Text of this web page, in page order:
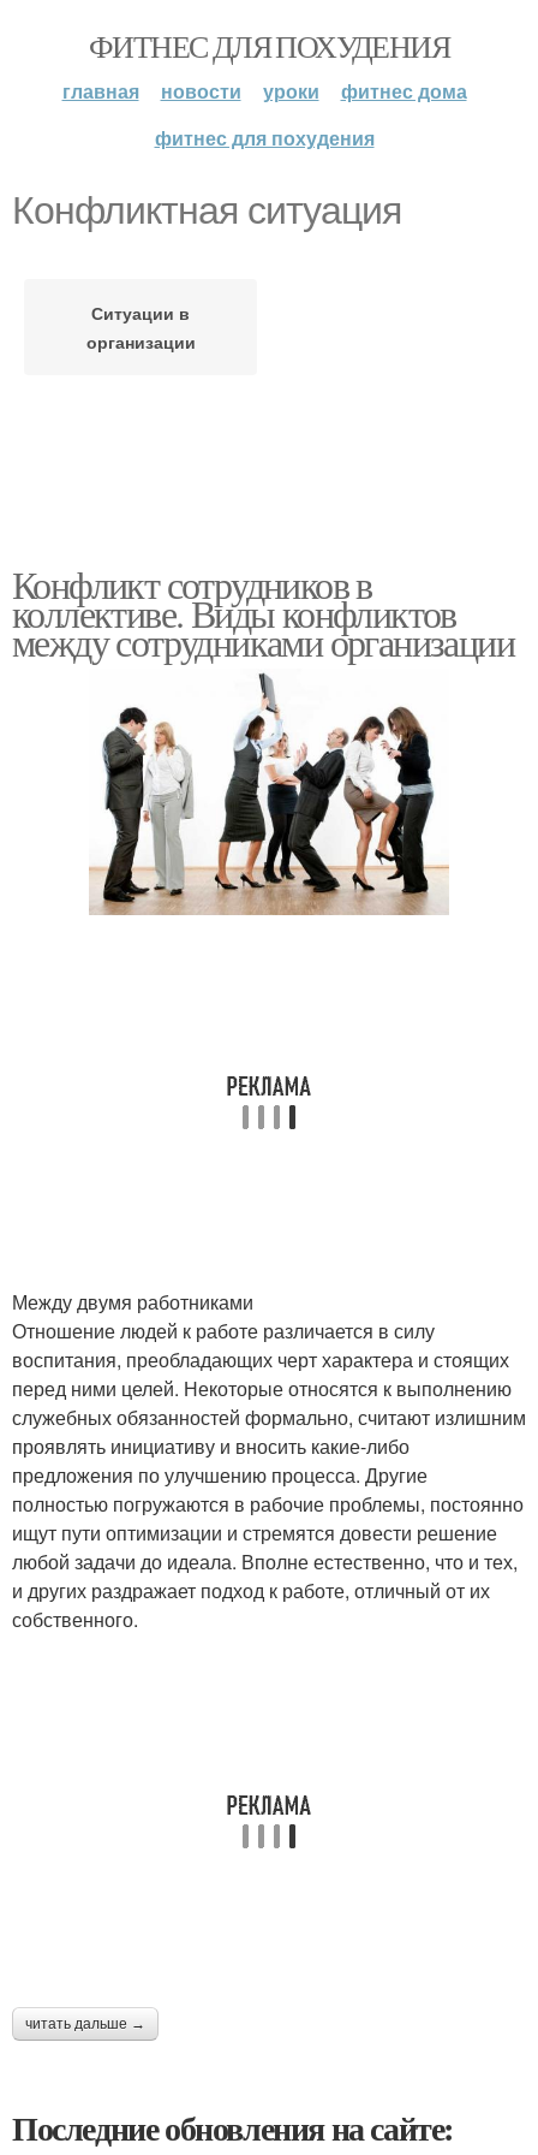
ФИТНЕС ДЛЯ ПОХУДЕНИЯ
главная новости уроки
фитнес дома
фитнес для похудения
Конфликтная ситуация
Ситуации в
организации
Конфликт сотрудников в
коллективе. Виды конфликтов
между сотрудниками организации
Между двумя работниками
Отношение людей к работе различается в силу
воспитания, преобладающих черт характера и стоящих
перед ними целей. Некоторые относятся к выполнению
служебных обязанностей формально, считают излишним
проявлять инициативу и вносить какие-либо
предложения по улучшению процесса. Другие
полностью погружаются в рабочие проблемы, постоянно
ищут пути оптимизации и стремятся довести решение
любой задачи до идеала. Вполне естественно, что и тех,
и других раздражает подход к работе, отличный от их
собственного.
читать дальше →
Последние обновления на сайте: